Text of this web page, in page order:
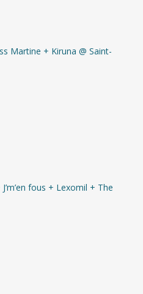
la compilation
+ jaquettes)
Martine + Kiruna @ Saint-
fous + Lexomil + The